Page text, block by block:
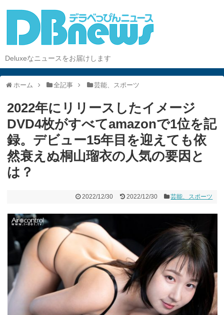
Deluxeなニュースをお届けします
ホーム 全記事 芸能、スポーツ
2022年にリリースしたイメージ
DVD4枚がすべてamazonで1位を記
録。デビュー15年目を迎えても依
然衰えぬ桐山瑠衣の人気の要因と
は？
2022/12/30 2022/12/30 芸能、スポーツ